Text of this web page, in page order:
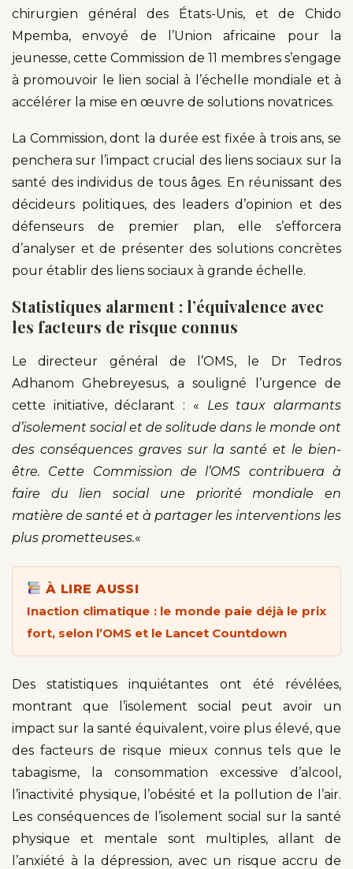
chirurgien général des États-Unis, et de Chido
Mpemba, envoyé de l’Union africaine pour la
jeunesse, cette Commission de 11 membres s’engage
à promouvoir le lien social à l’échelle mondiale et à
accélérer la mise en œuvre de solutions novatrices.
La Commission, dont la durée est fixée à trois ans, se
penchera sur l’impact crucial des liens sociaux sur la
santé des individus de tous âges. En réunissant des
décideurs politiques, des leaders d’opinion et des
défenseurs de premier plan, elle s’efforcera
d’analyser et de présenter des solutions concrètes
pour établir des liens sociaux à grande échelle.
Statistiques alarment : l’équivalence avec
les facteurs de risque connus
Le directeur général de l’OMS, le Dr Tedros
Adhanom Ghebreyesus, a souligné l’urgence de
cette initiative, déclarant : « Les taux alarmants
d’isolement social et de solitude dans le monde ont
des conséquences graves sur la santé et le bien-
être. Cette Commission de l’OMS contribuera à
faire du lien social une priorité mondiale en
matière de santé et à partager les interventions les
plus prometteuses.«
À LIRE AUSSI
Inaction climatique : le monde paie déjà le prix
fort, selon l’OMS et le Lancet Countdown
Des statistiques inquiétantes ont été révélées,
montrant que l’isolement social peut avoir un
impact sur la santé équivalent, voire plus élevé, que
des facteurs de risque mieux connus tels que le
tabagisme, la consommation excessive d’alcool,
l’inactivité physique, l’obésité et la pollution de l’air.
Les conséquences de l’isolement social sur la santé
physique et mentale sont multiples, allant de
l’anxiété à la dépression, avec un risque accru de